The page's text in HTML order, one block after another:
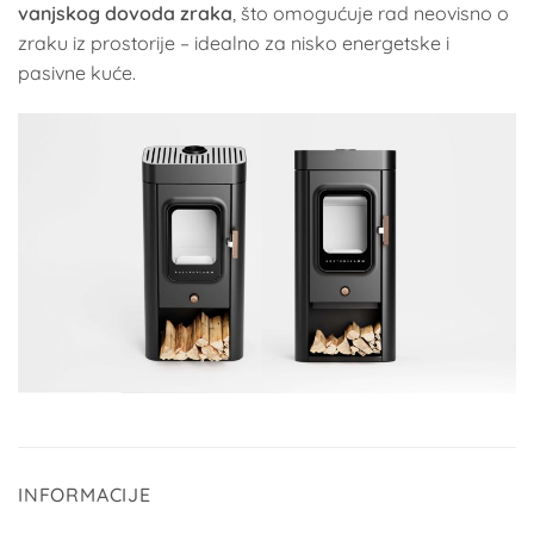
vanjskog dovoda zraka, što omogućuje rad neovisno o
zraku iz prostorije – idealno za nisko energetske i
pasivne kuće.
INFORMACIJE